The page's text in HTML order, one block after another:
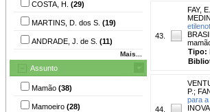
COSTA, H. (29)
MARTINS, D. dos S. (19)
ANDRADE, J. de S. (11)
Mais...
Assunto
Mamão (38)
Mamoeiro (28)
43.
FAY,
Tipo:
44.
P. ;
para